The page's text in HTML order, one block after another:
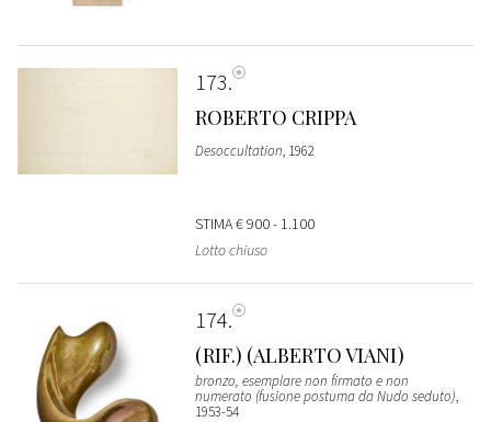
173
ROBERTO CRIPPA
Desoccultation, 1962
STIMA€ 900 - 1.100
Lotto chiuso
174
(RIF.) (ALBERTO VIANI)
bronzo, esemplare non firmato e non
numerato (fusione postuma da Nudo seduto),
1953-54